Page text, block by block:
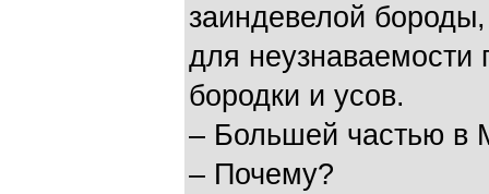
заиндевелой
для неузнаваемости
бородки и усов.
– Большей частью в
– Почему?